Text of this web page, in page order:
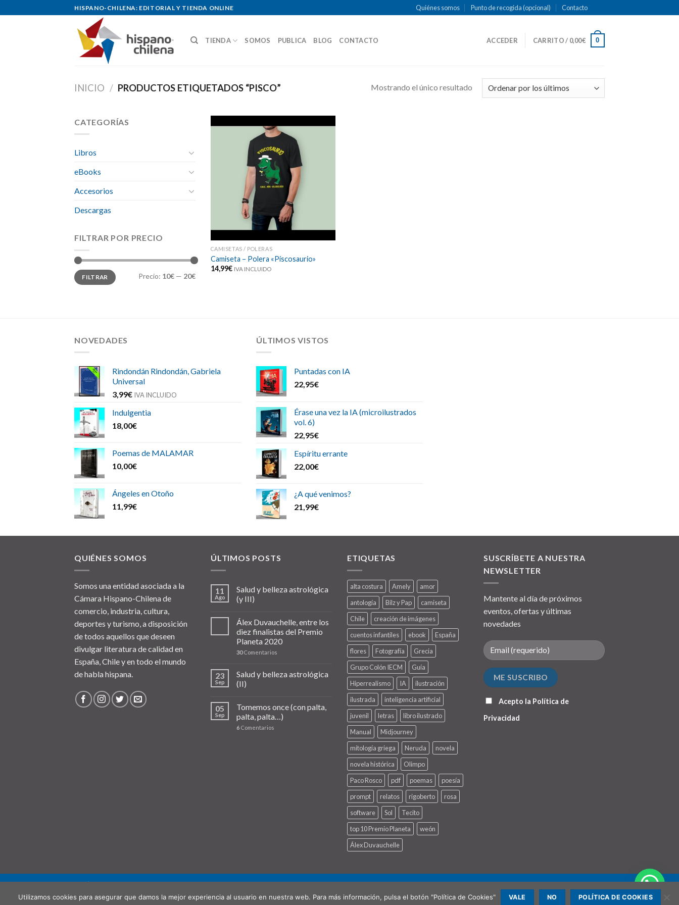
to
HISPANO-CHILENA: EDITORIAL Y TIENDA ONLINE Quiénes somos Punto de recogida (opcional) Contacto
TIENDA SOMOS PUBLICA BLOG CONTACTO ACCEDER CARRITO / 0,00€ 0
INICIO / PRODUCTOS ETIQUETADOS “PISCO” Mostrando el único resultado
CATEGORÍAS
Libros
eBooks
Accesorios
Descargas
FILTRAR POR PRECIO
Precio
mínimo
Precio
máximo
FILTRAR Precio: 10€ — 20€
CAMISETAS / POLERAS
Camiseta – Polera «Piscosaurio»
14,99€ IVA INCLUIDO
NOVEDADES
Rindondán Rindondán, Gabriela
Universal
3,99€ IVA INCLUIDO
Indulgentia
18,00€
Poemas de MALAMAR
10,00€
Ángeles en Otoño
11,99€
ÚLTIMOS VISTOS
Puntadas con IA
22,95€
Érase una vez la IA (microilustrados
vol. 6)
22,95€
Espíritu errante
22,00€
¿A qué venimos?
21,99€
QUIÉNES SOMOS
Somos una entidad asociada a la
Cámara Hispano-Chilena de
comercio, industria, cultura,
deportes y turismo, a disposición
de todos aquellos que deseen
divulgar literatura de calidad en
España, Chile y en todo el mundo
de habla hispana.
ÚLTIMOS POSTS
11
Ago
Salud y belleza astrológica
(y III)
Álex Duvauchelle, entre los
diez finalistas del Premio
Planeta 2020
30Comentarios
23
Sep
Salud y belleza astrológica
(II)
05
Sep
Tomemos once (con palta,
palta, palta…)
6 Comentarios
ETIQUETAS
alta costura Amely
amor
antología
Bilz y Pap
camiseta
Chile
creación de imágenes
cuentos infantiles
ebook
España
flores
Fotografía
Grecia
Grupo Colón IECM
Guía
Hiperrealismo
IA
ilustración
ilustrada
inteligencia artificial
juvenil
letras
libro ilustrado
Manual
Midjourney
mitología griega
Neruda
novela
novela histórica
Olimpo
Paco Rosco
pdf poemas
poesía
prompt
relatos rigoberto
rosa
software
Sol
Tecito
top 10 Premio Planeta
weón
Álex Duvauchelle
SUSCRÍBETE A NUESTRA
NEWSLETTER
Mantente al día de próximos
eventos, ofertas y últimas
novedades
Acepto la Política de
Privacidad
Copyright 2026 ©Hispanochilena
Utilizamos cookies para asegurar que damos la mejor experiencia al usuario en nuestra web. Para más información, pulsa el botón "Política de Cookies" VALE NO POLÍTICA DE COOKIES